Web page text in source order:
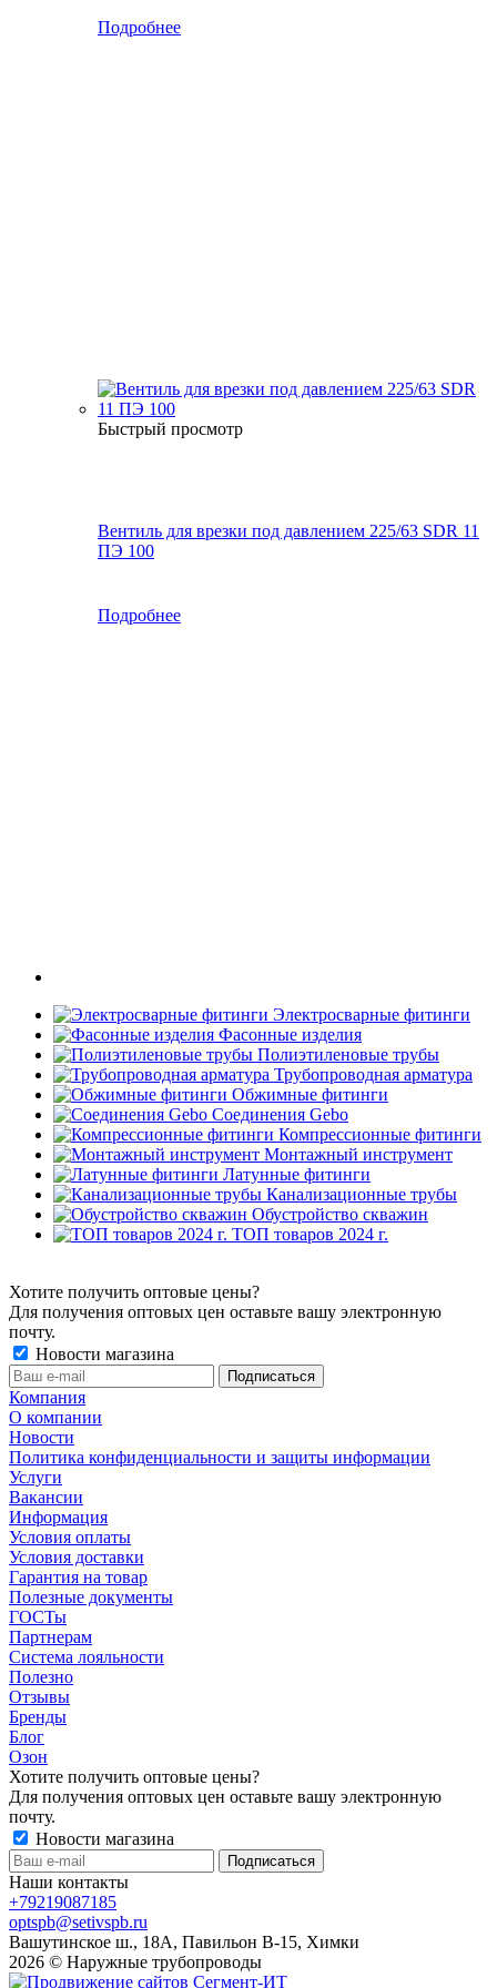
Подробнее
Быстрый просмотр
Вентиль для врезки под давлением 225/63 SDR 11
ПЭ 100
Подробнее
Электросварные фитинги
Фасонные изделия
Полиэтиленовые трубы
Трубопроводная арматура
Обжимные фитинги
Соединения Gebo
Компрессионные фитинги
Монтажный инструмент
Латунные фитинги
Канализационные трубы
Обустройство скважин
ТОП товаров 2024 г.
Хотите получить оптовые цены?
Для получения оптовых цен оставьте вашу электронную
почту.
Новости магазина
Компания
О компании
Новости
Политика конфиденциальности и защиты информации
Услуги
Вакансии
Информация
Условия оплаты
Условия доставки
Гарантия на товар
Полезные документы
ГОСТы
Партнерам
Система лояльности
Полезно
Отзывы
Бренды
Блог
Озон
Хотите получить оптовые цены?
Для получения оптовых цен оставьте вашу электронную
почту.
Новости магазина
Наши контакты
+79219087185
optspb@setivspb.ru
Вашутинское ш., 18А, Павильон В-15, Химки
2026 © Наружные трубопроводы